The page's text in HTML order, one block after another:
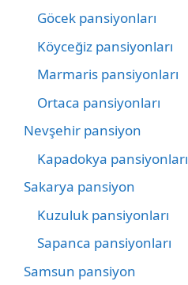
Göcek pansiyonları
Köyceğiz pansiyonları
Marmaris pansiyonları
Ortaca pansiyonları
Nevşehir pansiyon
Kapadokya pansiyonları
Sakarya pansiyon
Kuzuluk pansiyonları
Sapanca pansiyonları
Samsun pansiyon